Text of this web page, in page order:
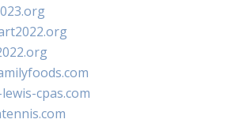
cpas.com